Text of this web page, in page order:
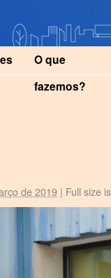
O que
fazemos?
de 2019 | Full size